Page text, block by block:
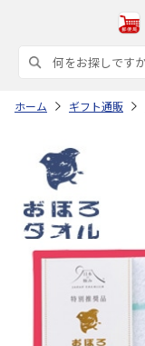
ホーム ギフト通販